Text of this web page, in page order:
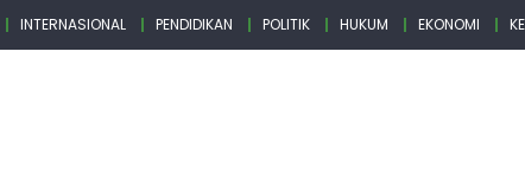
INTERNASIONAL PENDIDIKAN POLITIK HUKUM EKONOMI